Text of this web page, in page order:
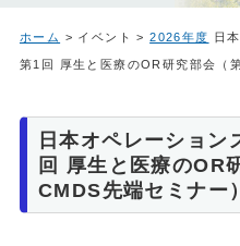
ホーム > イベント >2026年度 日
第1回 厚生と医療のOR研究部会（
日本オペレーショ
回 厚生と医療のOR
CMDS先端セミナー）